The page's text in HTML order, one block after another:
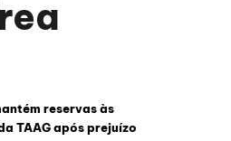
reservas às
TAAG após prejuízo